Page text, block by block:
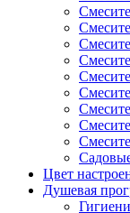
Цвет
Душевая